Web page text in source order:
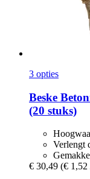
3 opties
Beske
(20 stuks)
Verlengt
€ 30,49 (€ 1,52